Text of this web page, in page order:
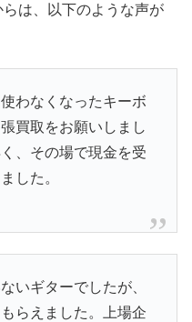
は、以下のような声が
わなくなったキーボ
買取をお願いしまし
、その場で現金を受
した。
いギターでしたが、
らえました。上場企